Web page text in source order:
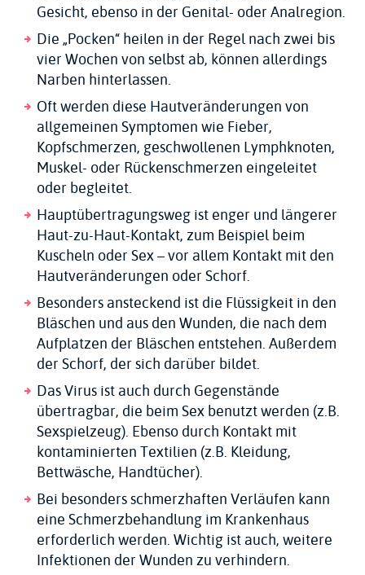
Gesicht, ebenso in der Genital- oder Analregion.
Die „Pocken“ heilen in der Regel nach zwei bis
vier Wochen von selbst ab, können allerdings
Narben hinterlassen.
Oft werden diese Hautveränderungen von
allgemeinen Symptomen wie Fieber,
Kopfschmerzen, geschwollenen Lymphknoten,
Muskel- oder Rückenschmerzen eingeleitet
oder begleitet.
Hauptübertragungsweg ist enger und längerer
Haut-zu-Haut-Kontakt, zum Beispiel beim
Kuscheln oder Sex – vor allem Kontakt mit den
Hautveränderungen oder Schorf.
Besonders ansteckend ist die Flüssigkeit in den
Bläschen und aus den Wunden, die nach dem
Aufplatzen der Bläschen entstehen. Außerdem
der Schorf, der sich darüber bildet.
Das Virus ist auch durch Gegenstände
übertragbar, die beim Sex benutzt werden (z.B.
Sexspielzeug). Ebenso durch Kontakt mit
kontaminierten Textilien (z.B. Kleidung,
Bettwäsche, Handtücher).
Bei besonders schmerzhaften Verläufen kann
eine Schmerzbehandlung im Krankenhaus
erforderlich werden. Wichtig ist auch, weitere
Infektionen der Wunden zu verhindern.